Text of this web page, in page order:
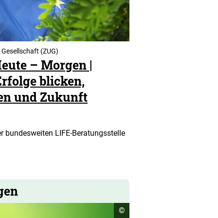
(ZUG)
– Morgen |
blicken,
und Zukunft
bundesweiten LIFE-Beratungsstelle
Copyright
©